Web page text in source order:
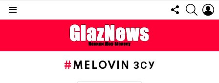
FOLLOW
US
MELOVIN ЗСУ